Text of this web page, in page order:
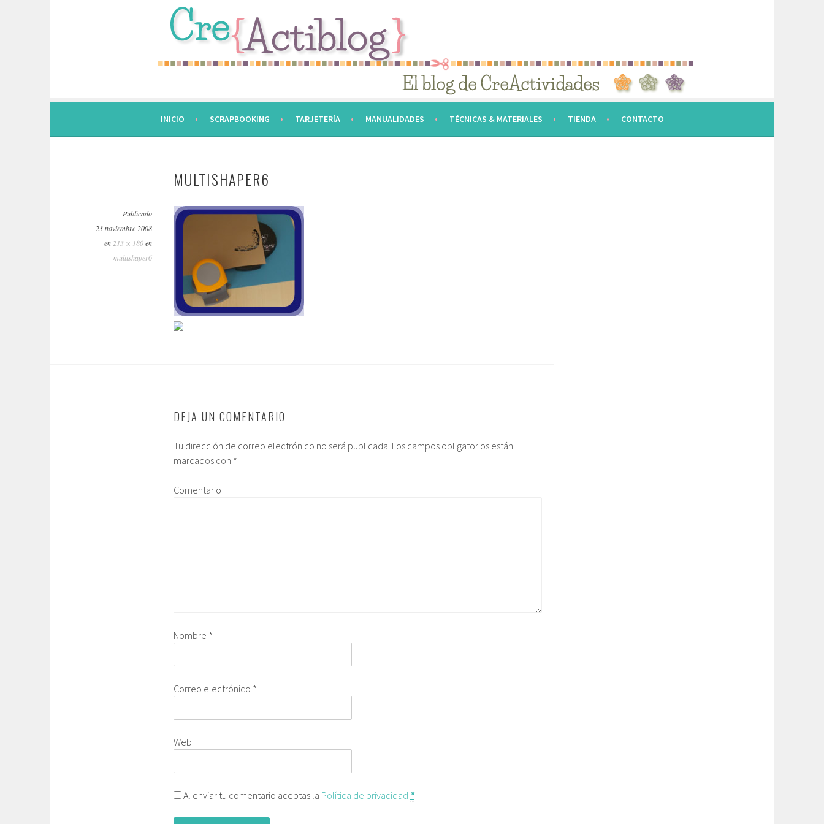
INICIO SCRAPBOOKING TARJETERÍA MANUALIDADES TÉCNICAS & MATERIALES TIENDA CONTACTO
MULTISHAPER6
Publicado
23 noviembre 2008
en 213 × 180en
multishaper6
DEJA UN COMENTARIO
Tu dirección de correo electrónico no será publicada. Los campos obligatorios están
marcados con *
Comentario
Nombre *
Correo electrónico *
Web
Al enviar tu comentario aceptas la Política de privacidad *